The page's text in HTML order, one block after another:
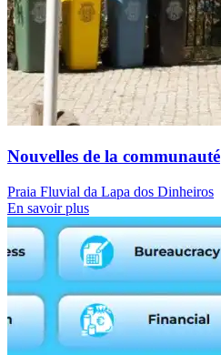
Nouvelles de la communauté
Praia Fluvial da Lapa dos Dinheiros
En savoir plus